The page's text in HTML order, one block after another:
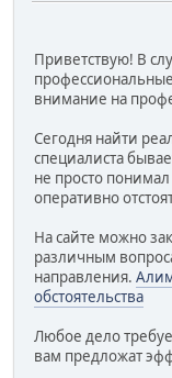
Приветствую! В
внимание на
Сегодня найти
специалиста
не просто
оперативно
На сайте можно
различным
направления.
обстоятельства
Любое дело
вам предложат